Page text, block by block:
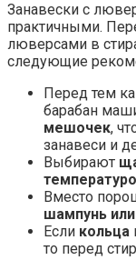
Занавески с
практичными.
люверсами в
следующие
Перед тем
барабан
мешочек,
занавеси и
Выбирают
Вместо
шампунь
Если кольца
то перед